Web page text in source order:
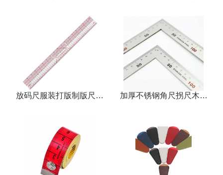
放码尺服装打版制版尺裁
加厚不锈钢角尺拐尺木工